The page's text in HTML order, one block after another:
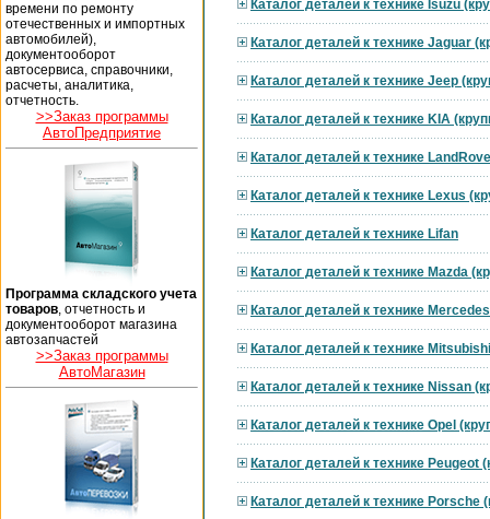
времени по ремонту
отечественных и импортных
автомобилей),
документооборот
автосервиса, справочники,
расчеты, аналитика,
отчетность.
>>Заказ программы
АвтоПредприятие
Программа складского учета
товаров , отчетность и
документооборот магазина
автозапчастей
>>Заказ программы
АвтоМагазин
Каталог деталей к технике Isuzu
Каталог деталей к технике Jaguar
Каталог деталей к технике Jeep
Каталог деталей к технике KIA
Каталог деталей к технике
Каталог деталей к технике Lexus
Каталог деталей к технике Lifan
Каталог деталей к технике Mazda
Каталог деталей к технике
Каталог деталей к технике
Каталог деталей к технике Nissan
Каталог деталей к технике Opel
Каталог деталей к технике Peugeot
Каталог деталей к технике Porsche